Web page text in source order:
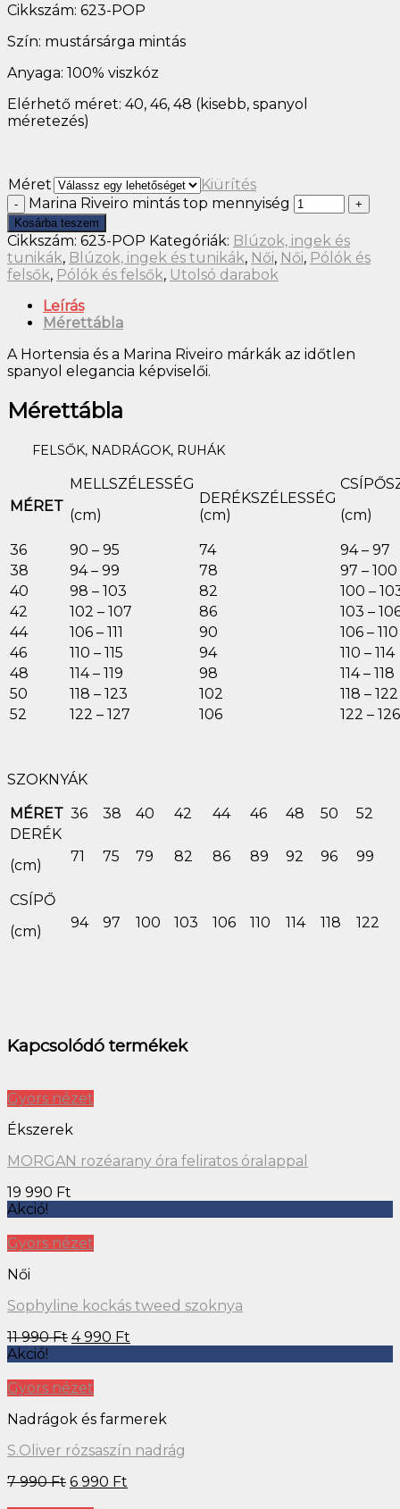
Cikkszám: 623-POP
Szín: mustársárga mintás
Anyaga: 100% viszkóz
Elérhető méret: 40, 46, 48 (kisebb, spanyol
méretezés)
Méret
Kiürítés
Marina Riveiro mintás top mennyiség
Kosárba teszem
Cikkszám: 623-POP Kategóriák: Blúzok, ingek és
tunikák, Blúzok, ingek és tunikák, Női, Női, Pólók és
felsők, Pólók és felsők, Utolsó darabok
Leírás
Mérettábla
A Hortensia és a Marina Riveiro márkák az időtlen
spanyol elegancia képviselői.
Mérettábla
FELSŐK, NADRÁGOK, RUHÁK
MÉRET
MELLSZÉLESSÉG
(cm)
DERÉKSZÉLESSÉG
(cm)
(cm)
36 90 – 95 74
94 – 97
38
94 – 99 78
97 – 100
40
98 – 103 82
100 –
42
102 – 107 86
103 –
44
106 – 111 90
106 – 110
46
110 – 115 94
110 – 114
48
114 – 119 98
114 – 118
50
118 – 123 102
118 – 122
52
122 – 127 106 122 – 126
SZOKNYÁK
MÉRET 36 38 40 42 44 46 48 50
52
DERÉK
(cm)
71 75 79 82 86 89 92 96 99
CSÍPŐ
(cm)
94 97 100 103 106 110 114 118 122
Kapcsolódó termékek
Gyors nézet
Ékszerek
MORGAN rozéarany óra feliratos óralappal
19 990 Ft
Akció!
Gyors nézet
Női
Sophyline kockás tweed szoknya
11 990Ft 4 990 Ft
Akció!
Gyors nézet
Nadrágok és farmerek
S.Oliver rózsaszín nadrág
7 990Ft 6 990 Ft